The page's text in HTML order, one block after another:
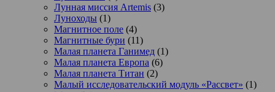
Лунная миссия Artemis (3)
Луноходы (1)
Магнитное поле (4)
Магнитные бури (11)
Малая планета Ганимед (1)
Малая планета Европа (6)
Малая планета Титан (2)
Малый исследовательский модуль «Рассвет» (1)